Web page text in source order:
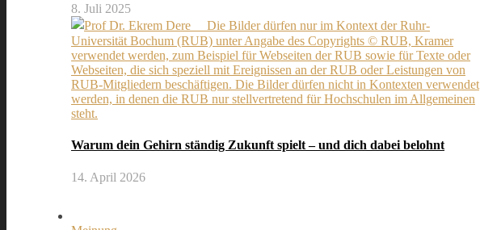
8. Juli 2025
Warum dein Gehirn ständig Zukunft spielt – und dich dabei belohnt
14. April 2026